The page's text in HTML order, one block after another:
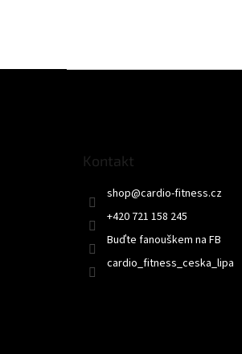
Kontakt
shop@cardio-fitness.cz
+420 721 158 245
Buďte fanouškem na FB
cardio_fitness_ceska_lipa